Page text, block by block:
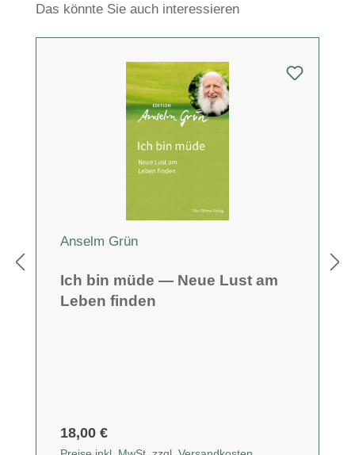
Produktgalerie überspringen
Das könnte Sie auch interessieren
Anselm Grün
Ich bin müde — Neue Lust am
Leben finden
18,00 €